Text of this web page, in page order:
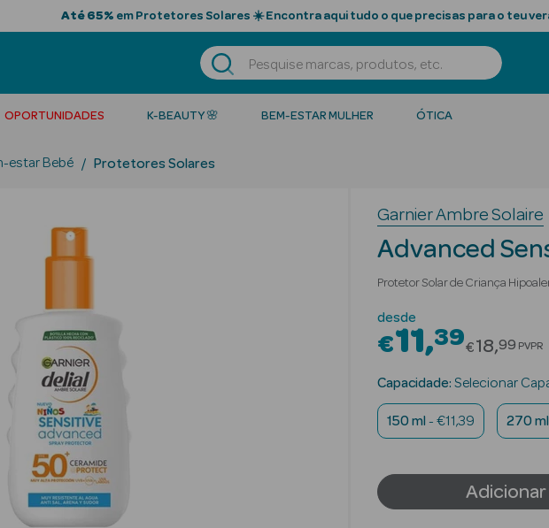
Até 65% em Protetores Solares ☀️ Encontra aqui tudo o que precisas para o teu
OPORTUNIDADES K-BEAUTY 🌸 BEM-ESTAR MULHER ÓTICA
estar Bebé Protetores Solares
Garnier Ambre Solaire
Advanced
Protetor Solar de Criança
desde
€11 39Price
€18 99 PVPR
Capacidade: Selecionar
150 ml - €11,39 270 ml
Adicionar